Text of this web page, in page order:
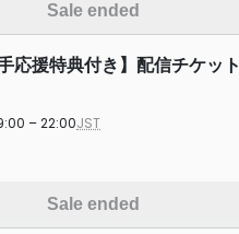
Sale ended
応援特典付き】配信チケット
– 22:00JST
Sale ended